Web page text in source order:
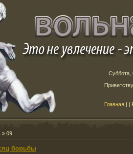
Суббота,
Главная | |
» 09
борьбы